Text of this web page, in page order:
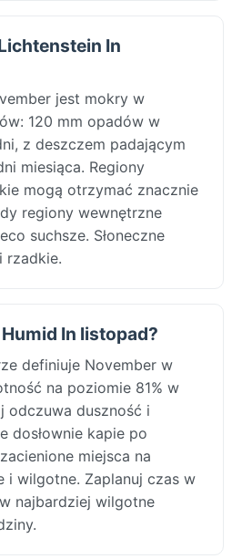
In
jest mokry w
120 mm opadów w
z deszczem padającym
miesiąca. Regiony
mogą otrzymać znacznie
regiony wewnętrzne
suchsze. Słoneczne
rzadkie.
In listopad?
definiuje November w
na poziomie 81% w
odczuwa duszność i
dosłownie kapie po
miejsca na
i wilgotne. Zaplanuj czas w
najbardziej wilgotne